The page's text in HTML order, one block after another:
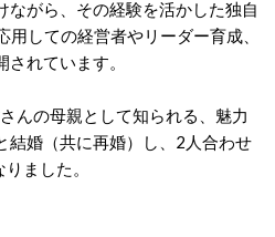
ながら、その経験を活かした独自
しての経営者やリーダー育成、
れています。
んの母親として知られる、魅力
結婚（共に再婚）し、2人合わせ
ました。